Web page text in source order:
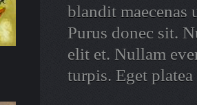
blandit maecenas
Purus donec sit.
elit et. Nullam
turpis. Eget